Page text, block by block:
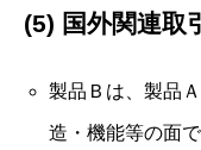
(5) 国外関連取
製品Ｂは、製品
造・機能等の面